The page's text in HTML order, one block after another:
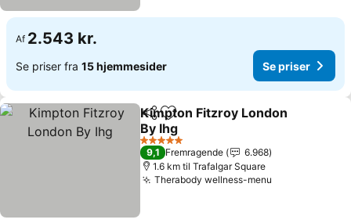
Af 2.543 kr.
Se priser fra 15 hjemmesider Se priser
Del Føj til favoritter
Kimpton Fitzroy London
By Ihg
5 Stjerner
9,1 Fremragende
6.968
1.6 km til Trafalgar Square
Therabody wellness-menu